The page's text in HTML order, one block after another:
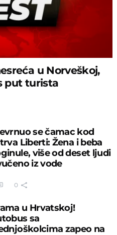
u Norveškoj,
put turista
se čamac kod
Liberti: Žena i beba
više od deset ljudi
iz vode
0
u Hrvatskoj!
sa
zapeo na